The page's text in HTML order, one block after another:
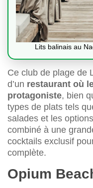
Lits balinais au
Ce club de plage de
d’un restaurant où
protagoniste, bien
types de plats tels
salades et les
combiné à une
cocktails exclusif
complète.
Opium